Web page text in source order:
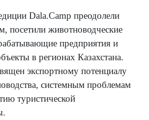
Dala.Camp преодолели
посетили животноводческие
предприятия и
в регионах Казахстана.
экспортному потенциалу
системным проблемам
туристической